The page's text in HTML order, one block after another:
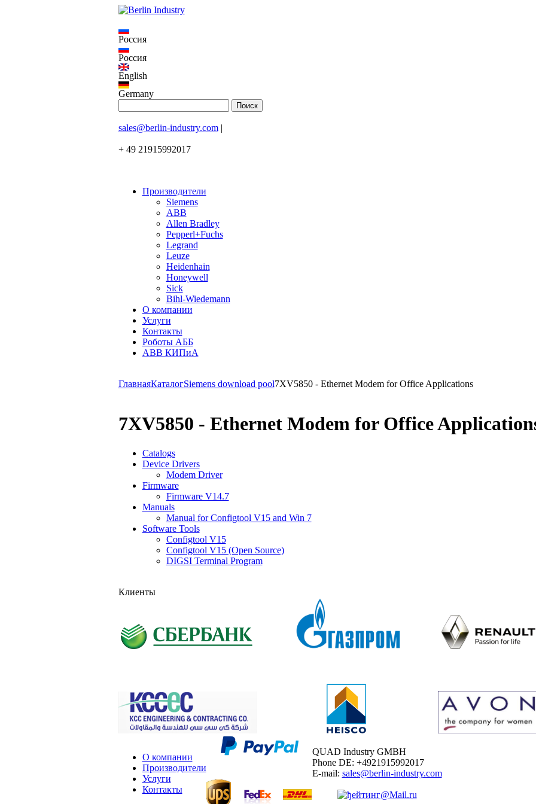
Россия
Россия
English
Germany
sales@berlin-industry.com|
+ 49 21915992017
Производители
Siemens
ABB
Allen Bradley
Pepperl+Fuchs
Legrand
Leuze
Heidenhain
Honeywell
Sick
Bihl-Wiedemann
О компании
Услуги
Контакты
Роботы АББ
ABB КИПиА
ГлавнаяКаталогSiemens download pool7XV5850 - Ethernet Modem for Office Applications
7XV5850 - Ethernet Modem for Office
Catalogs
Device Drivers
Modem Driver
Firmware
Firmware V14.7
Manuals
Manual for Configtool V15 and Win 7
Software Tools
Configtool V15
Configtool V15 (Open Source)
DIGSI Terminal Program
Клиенты
О компании
Производители
Услуги
Контакты
QUAD Industry GMBH
Phone DE: +4921915992017
E-mail: sales@berlin-industry.com